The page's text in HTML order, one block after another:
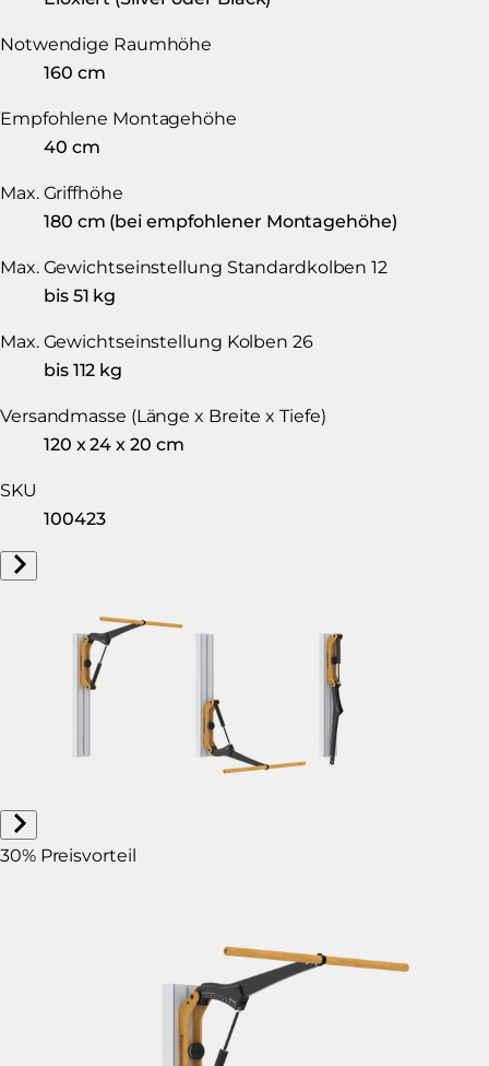
Notwendige Raumhöhe
160 cm
Empfohlene Montagehöhe
40 cm
Max. Griffhöhe
180 cm (bei empfohlener Montagehöhe)
Max. Gewichtseinstellung Standardkolben 12
bis 51 kg
Max. Gewichtseinstellung Kolben 26
bis 112 kg
Versandmasse (Länge x Breite x Tiefe)
120 x 24 x 20 cm
SKU
100423
30% Preisvorteil